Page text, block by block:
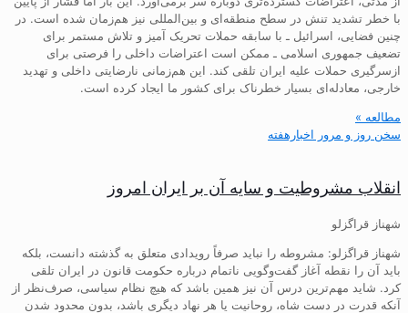
با خطر تشدید تنش در سطح منطقه‌ای و بین‌المللی نیز هم‌زمان شده است. در
چنین فضایی، اسرائیل ـ با سابقه حملات تحریک آمیز و تلاش مستمر برای
تضعیف جمهوری اسلامی ـ ممکن است اعتراضات داخلی را فرصتی برای
ازسرگیری حملات علیه ایران تلقی کند. این هم‌زمانی نارضایتی داخلی و تهدید
خارجی، معادله‌ای بسیار خطرناک برای کشور ما ایجاد کرده است.
مطالعه »
سخن روز و مرور اخبارهفته
انقلاب مشروطیت و سایه آن بر ایران امروز
شهناز قراگزلو
شهناز قراگزلو: مشروطه را نباید صرفاً رویدادی متعلق به گذشته دانست، بلکه
باید آن را نقطه آغاز گفت‌وگویی ناتمام درباره حکومت قانون در ایران تلقی
کرد. شاید مهم‌ترین درس آن نیز همین باشد که هیچ نظام سیاسی، صرف‌نظر از
آنکه قدرت در دست شاه، روحانیت یا هر نهاد دیگری باشد، بدون محدود شدن